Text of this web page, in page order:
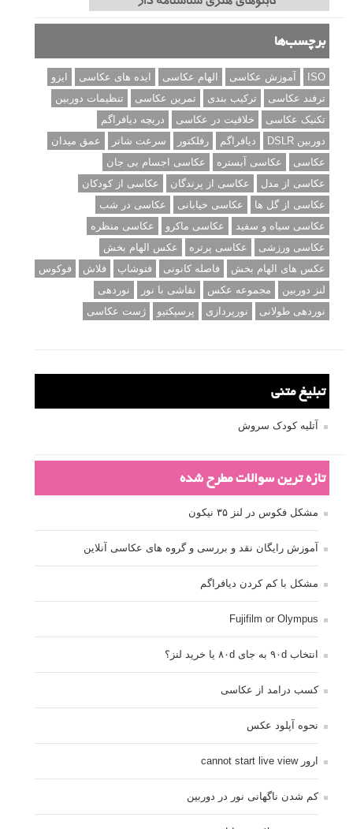
برچسب‌ها
ISO آموزش عکاسی الهام عکاسی ایده های عکاسی
ایزو
ترفند عکاسی
ترکیب بندی تمرین عکاسی
تنظیمات دوربین
تکنیک عکاسی
خلاقیت در عکاسی
دریچه دیافراگم
دوربین DSLR
دیافراگم رفلکتور سرعت شاتر
عمق میدان
عکاسی
عکاسی آبستره
عکاسی اجسام بی جان
عکاسی از مدل
عکاسی از پرندگان
عکاسی از کودکان
عکاسی از گل ها
عکاسی خیابانی
عکاسی در شب
عکاسی سیاه و سفید
عکاسی ماکرو
عکاسی منظره
عکاسی ورزشی
عکاسی پرتره
عکس الهام بخش
عکس های الهام بخش
فاصله کانونی فتوشاپ فلاش
فوکوس
لنز دوربین
مجموعه عکس نقاشی با نور
نوردهی
نوردهی طولانی
نورپردازی پرسپکتیو ژست عکاسی
تبلیغ متنی
آتلیه کودک سروش
تازه ترین سوالات مطرح شده
مشکل فکوس در لنز ۳۵ نیکون
آموزش رایگان نقد و بررسی و گروه های عکاسی آنلاین
مشکل با کم کردن دیافراگم
Fujifilm or Olympus
انتخاب ۹۰d به جای ۸۰d یا خرید لنز؟
کسب درامد از عکاسی
نحوه آپلود عکس
ارور cannot start live view
کم شدن ناگهانی نور در دوربین